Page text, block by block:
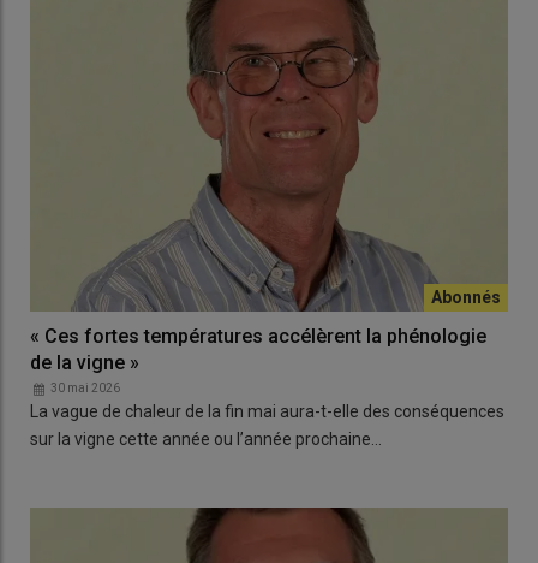
« Ces fortes températures accélèrent la phénologie
de la vigne »
30 mai 2026
La vague de chaleur de la fin mai aura-t-elle des conséquences
sur la vigne cette année ou l’année prochaine…